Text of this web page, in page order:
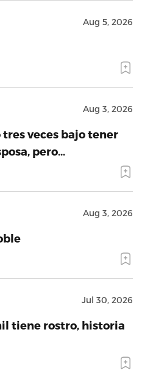
Aug 5, 2026
Aug 3, 2026
tres veces bajo tener
pero…
Aug 3, 2026
Jul 30, 2026
tiene rostro, historia